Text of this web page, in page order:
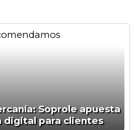
Soprole apuesta
digital para clientes